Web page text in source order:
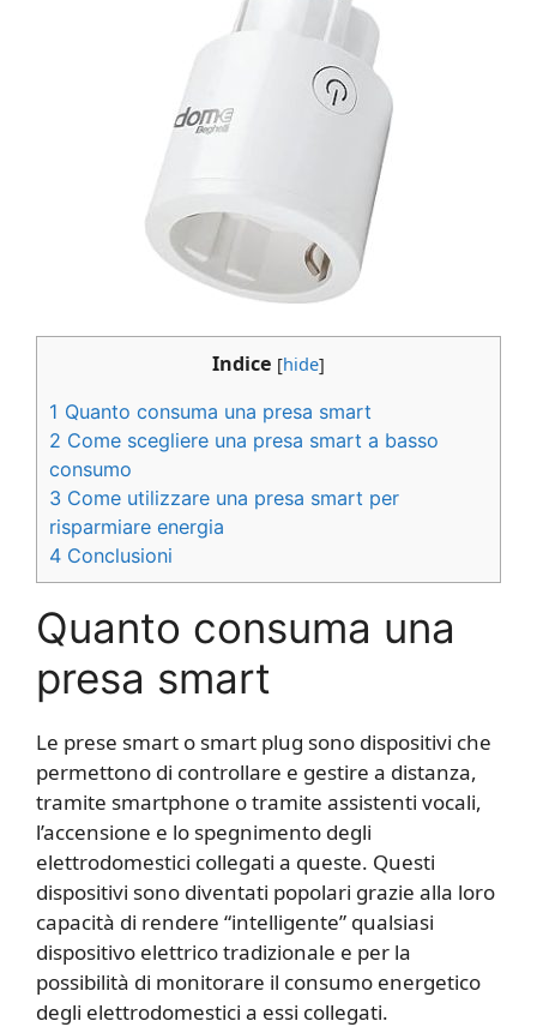
Indice [hide]
1 Quanto consuma una presa smart
2 Come scegliere una presa smart a basso
consumo
3 Come utilizzare una presa smart per
risparmiare energia
4 Conclusioni
Quanto consuma una
presa smart
Le prese smart o smart plug sono dispositivi che
permettono di controllare e gestire a distanza,
tramite smartphone o tramite assistenti vocali,
l’accensione e lo spegnimento degli
elettrodomestici collegati a queste. Questi
dispositivi sono diventati popolari grazie alla loro
capacità di rendere “intelligente” qualsiasi
dispositivo elettrico tradizionale e per la
possibilità di monitorare il consumo energetico
degli elettrodomestici a essi collegati.